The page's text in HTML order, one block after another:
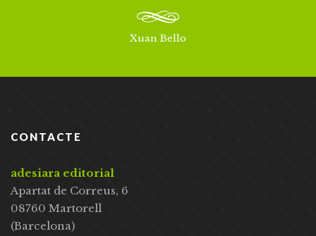
Xuan Bello
CONTACTE
adesiara editorial
Apartat de Correus, 6
08760 Martorell
(Barcelona)